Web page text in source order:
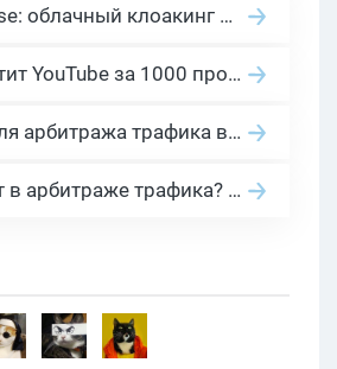
Cloaking House: облачный клоакинг для фильтрации ботов FB и Google Ads — гайд PHP-интеграции 2026
Сколько платит YouTube за 1000 просмотров в 2026: реальные цифры от 0.5 до 36 USD по ГЕО
Нейросети для арбитража трафика в 2026: инструменты, кейсы и AI-медиабайеры
За что платят в арбитраже трафика? 30 моделей оплаты в бурж и СНГ партнерках